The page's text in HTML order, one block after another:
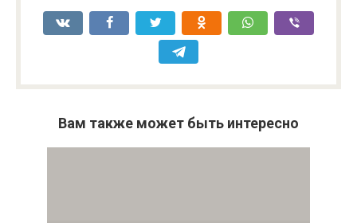
Вам также может быть интересно